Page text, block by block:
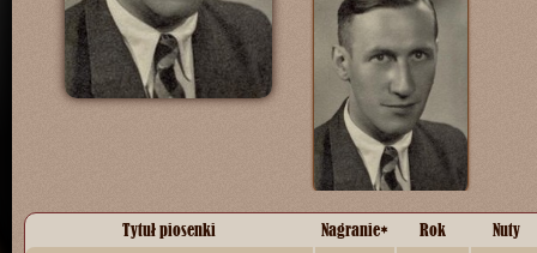
Tytuł piosenki Nagranie* Rok Nuty